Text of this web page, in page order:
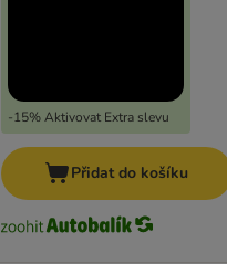
-15% Aktivovat Extra slevu
Přidat do košíku